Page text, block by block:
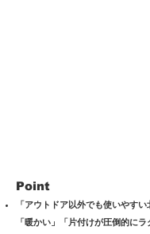
Point
「アウトドア以外でも使いやすい
「暖かい」「片付けが圧倒的に